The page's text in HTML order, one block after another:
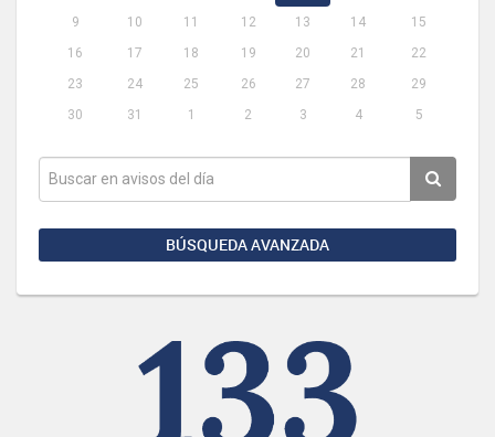
9
10 11 12 13 14
15
16
17 18 19 20 21
22
23
24 25 26 27 28
29
30
31 1 2 3 4 5
BÚSQUEDA AVANZADA